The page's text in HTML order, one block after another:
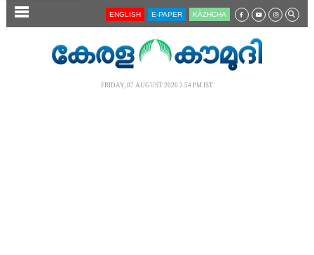
SECTIONS ENGLISH E-PAPER KĀZHCHA
FRIDAY, 07 AUGUST 2026 2.54 PM IST